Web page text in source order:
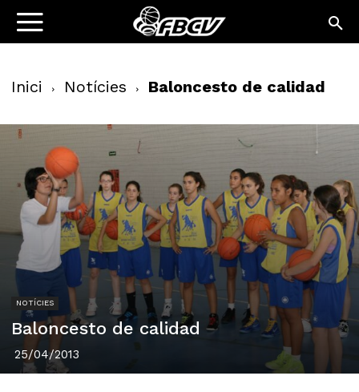
Inici Notícies Baloncesto de calidad
NOTÍCIES
Baloncesto de calidad
25/04/2013